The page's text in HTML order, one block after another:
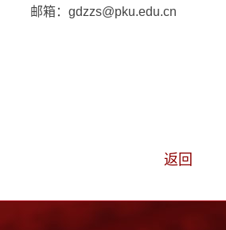
邮箱：gdzzs@pku.edu.cn
返回